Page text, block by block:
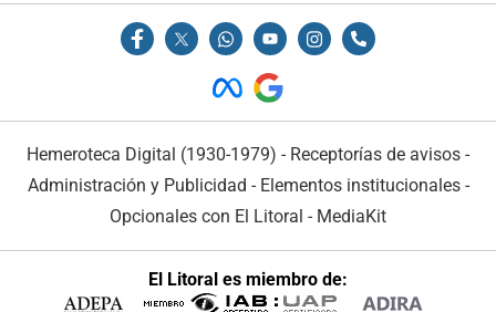
Hemeroteca Digital (1930-1979) - Receptorías de avisos -
Administración y Publicidad - Elementos institucionales-
Opcionales con El Litoral - MediaKit
El Litoral es miembro de: